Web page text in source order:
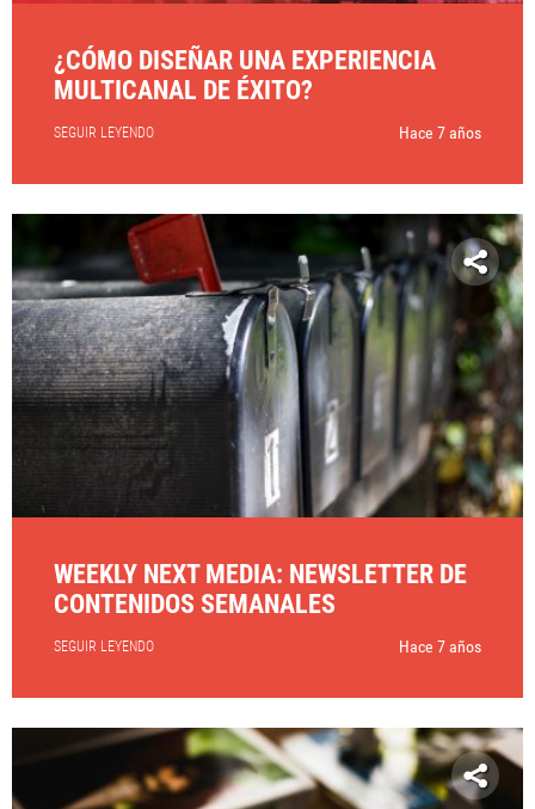
¿CÓMO DISEÑAR UNA EXPERIENCIA
MULTICANAL DE ÉXITO?
SEGUIR LEYENDO Hace 7 años
WEEKLY NEXT MEDIA: NEWSLETTER DE
CONTENIDOS SEMANALES
SEGUIR LEYENDO Hace 7 años